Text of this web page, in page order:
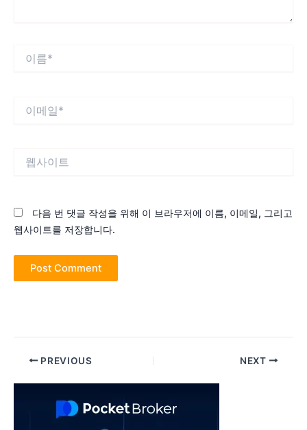
다음 번 댓글 작성을 위해 이 브라우저에 이름, 이메일, 그리고
웹사이트를 저장합니다.
Post PREVIOUS NEXT